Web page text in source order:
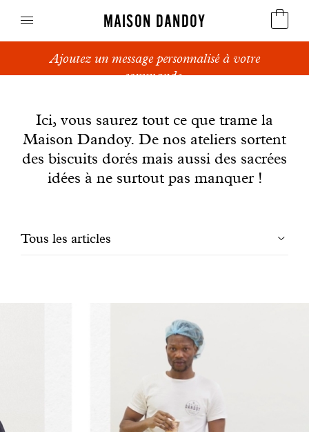
MAISON DANDOY
Speculoos
Pains sucrés
Gâteaux
Manifesto
Dandoy Family
Ajoutez un message personnalisé à votre
commande.
Ici, vous saurez tout ce que trame la
Maison Dandoy. De nos ateliers sortent
des biscuits dorés mais aussi des sacrées
idées à ne surtout pas manquer !
Filtrer
Tous les articles